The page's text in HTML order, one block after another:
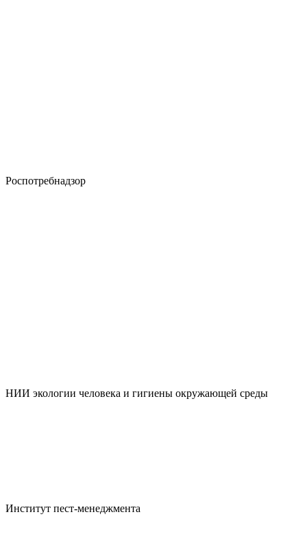
Роспотребнадзор
НИИ экологии человека и гигиены окружающей среды
Институт пест-менеджмента